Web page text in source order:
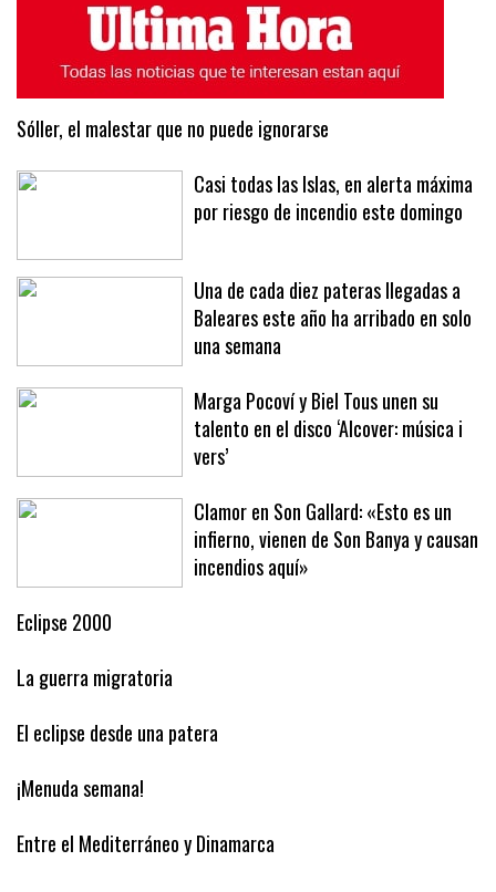
ÚLTIMAS NOTICIAS MÁS LEÍDAS
Sóller, el malestar que no puede ignorarse
Casi todas las Islas, en alerta máxima
Una de cada diez pateras llegadas a
Baleares este año ha arribado en solo
una semana
Marga Pocoví y Biel Tous unen su
talento en el disco ‘Alcover: música i
vers’
Clamor en Son Gallard: «Esto es un
infierno, vienen de Son Banya y causan
Eclipse 2000
La guerra migratoria
El eclipse desde una patera
¡Menuda semana!